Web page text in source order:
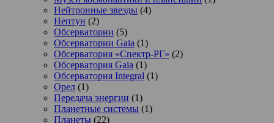
Нейтронные звезды (4)
Нептун (2)
Обсерватории (5)
Обсерватории Gaia (1)
Обсерватория «Спектр-РГ» (2)
Обсерватория Gaia (1)
Обсерватория Integral (1)
Орел (1)
Передача энергии (1)
Планетные системы (1)
Планеты (22)